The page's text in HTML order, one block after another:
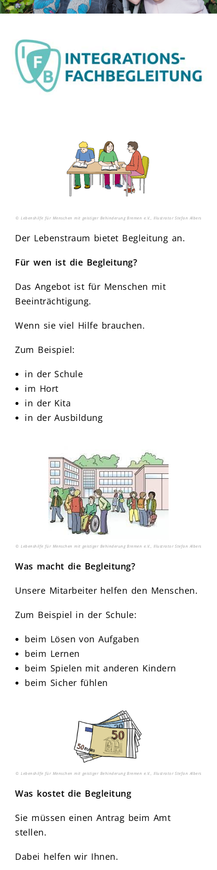
© Lebenshilfe für Menschen mit geistiger Behinderung Bremen e.V., Illustrator Stefan Albers
Der Lebenstraum bietet Begleitung an.
Für wen ist die Begleitung?
Das Angebot ist für Menschen mit
Beeinträchtigung.
Wenn sie viel Hilfe brauchen.
Zum Beispiel:
in der Schule
im Hort
in der Kita
in der Ausbildung
© Lebenshilfe für Menschen mit geistiger Behinderung Bremen e.V., Illustrator Stefan Albers
Was macht die Begleitung?
Unsere Mitarbeiter helfen den Menschen.
Zum Beispiel in der Schule:
beim Lösen von Aufgaben
beim Lernen
beim Spielen mit anderen Kindern
beim Sicher fühlen
© Lebenshilfe für Menschen mit geistiger Behinderung Bremen e.V., Illustrator Stefan Albers
Was kostet die Begleitung
Sie müssen einen Antrag beim Amt
stellen.
Dabei helfen wir Ihnen.